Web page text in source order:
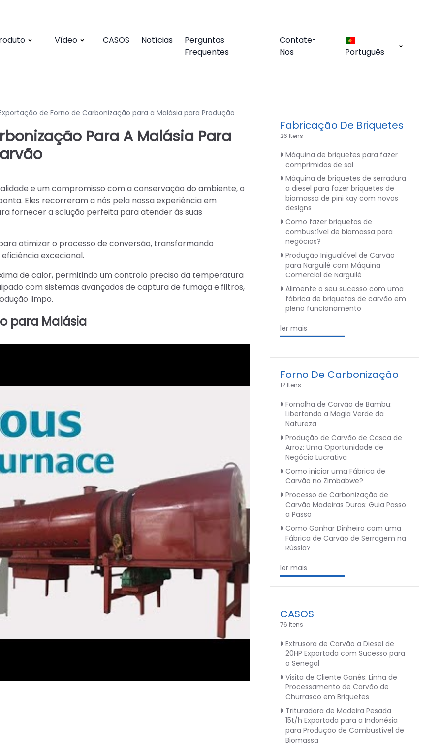
Vídeo CASOS Notícias
Perguntas
Frequentes
Contate-
Nos
Português
de Forno de Carbonização para a Malásia para Produção
Para A Malásia Para
e um compromisso com a conservação do ambiente, o
Eles recorreram a nós pela nossa experiência em
fornecer a solução perfeita para atender às suas
otimizar o processo de conversão, transformando
excecional.
de calor, permitindo um controlo preciso da temperatura
com sistemas avançados de captura de fumaça e filtros,
limpo.
para Malásia
Fabricação De Briquetes
26 Itens
Máquina de briquetes para fazer
comprimidos de sal
Máquina de briquetes de serradura
a diesel para fazer briquetes de
biomassa de pini kay com novos
designs
Como fazer briquetas de
combustível de biomassa para
negócios?
Produção Inigualável de Carvão
para Narguilé com Máquina
Comercial de Narguilé
Alimente o seu sucesso com uma
fábrica de briquetas de carvão em
pleno funcionamento
ler mais
Forno De Carbonização
12 Itens
Fornalha de Carvão de Bambu:
Libertando a Magia Verde da
Natureza
Produção de Carvão de Casca de
Arroz: Uma Oportunidade de
Negócio Lucrativa
Como iniciar uma Fábrica de
Carvão no Zimbabwe?
Processo de Carbonização de
Carvão Madeiras Duras: Guia Passo
a Passo
Como Ganhar Dinheiro com uma
Fábrica de Carvão de Serragem na
Rússia?
ler mais
CASOS
76 Itens
Extrusora de Carvão a Diesel de
20HP Exportada com Sucesso para
o Senegal
Visita de Cliente Ganês: Linha de
Processamento de Carvão de
Churrasco em Briquetes
Trituradora de Madeira Pesada
15t/h Exportada para a Indonésia
para Produção de Combustível de
Biomassa